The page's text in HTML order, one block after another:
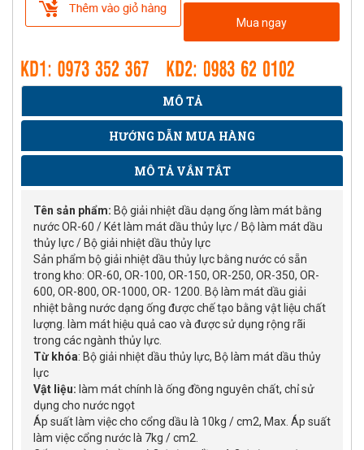
Mua ngay
MÔ TẢ
HƯỚNG DẪN MUA HÀNG
MÔ TẢ VẮN TẮT
Tên sản phẩm: Bộ giải nhiệt dầu dạng ống làm mát bằng
nước OR-60 / Két làm mát dầu thủy lực / Bộ làm mát dầu
thủy lực / Bộ giải nhiệt dầu thủy lực
Sản phẩm bộ giải nhiệt dầu thủy lực bằng nước có sẵn
trong kho: OR-60, OR-100, OR-150, OR-250, OR-350, OR-
600, OR-800, OR-1000, OR- 1200. Bộ làm mát dầu giải
nhiệt bằng nước dạng ống được chế tạo bằng vật liệu chất
lượng. làm mát hiệu quả cao và được sử dụng rộng rãi
trong các ngành thủy lực.
Từ khóa: Bộ giải nhiệt dầu thủy lực, Bộ làm mát dầu thủy
lực
Vật liệu: làm mát chính là ống đồng nguyên chất, chỉ sử
dụng cho nước ngọt
Áp suất làm việc cho cổng dầu là 10kg / cm2, Max. Áp suất
làm việc cổng nước là 7kg / cm2.